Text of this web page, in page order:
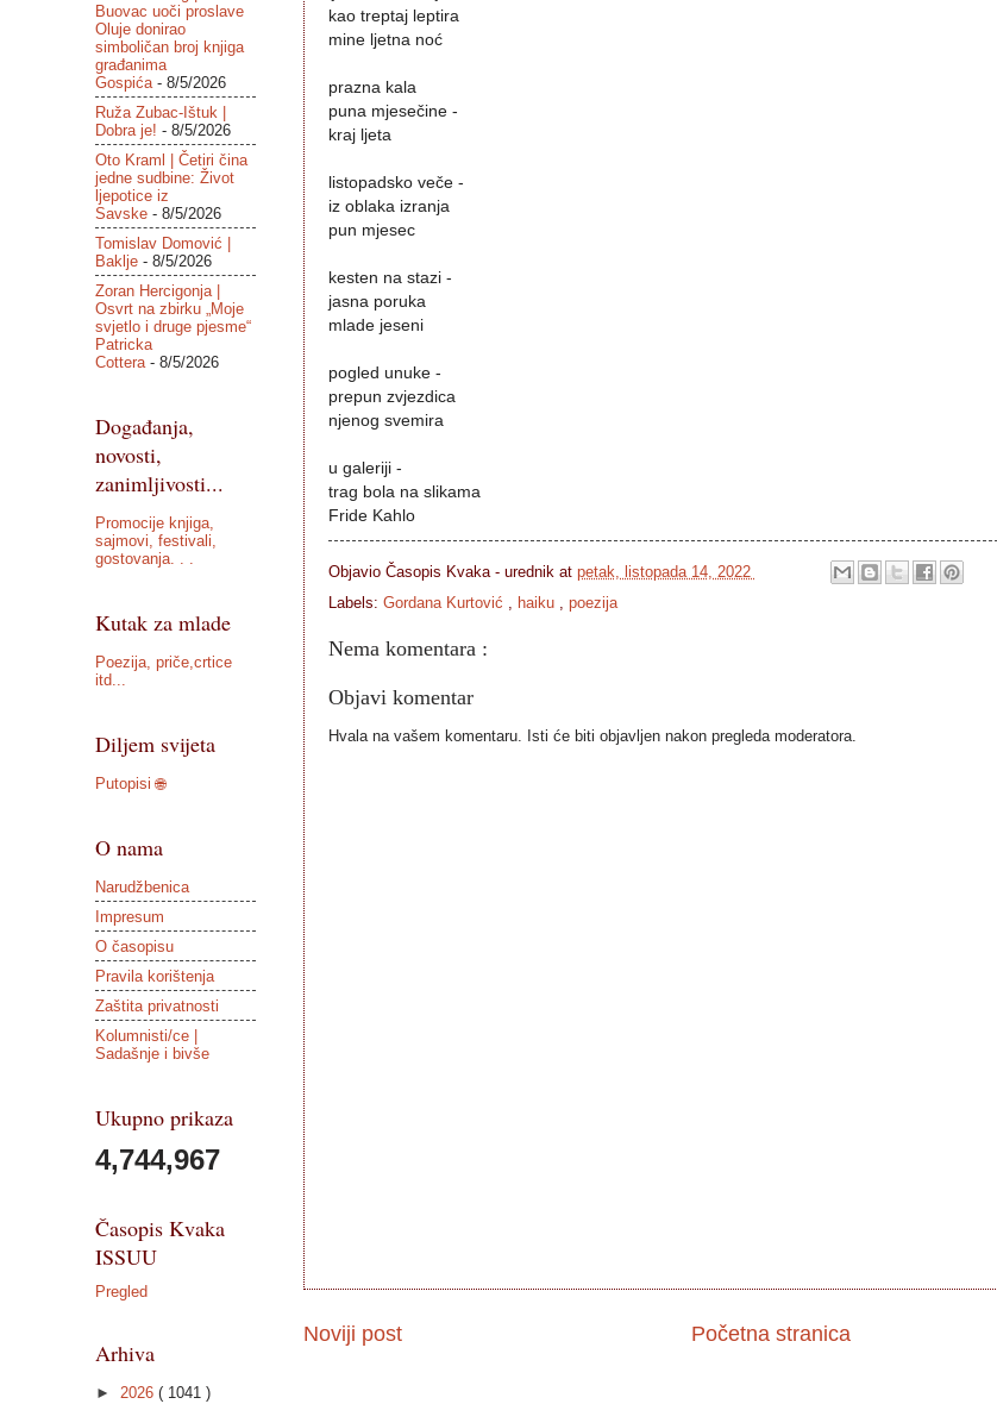
kao treptaj leptira
mine ljetna noć
prazna kala
puna mjesečine -
kraj ljeta
listopadsko veče -
iz oblaka izranja
pun mjesec
kesten na stazi -
jasna poruka
mlade jeseni
pogled unuke -
prepun zvjezdica
njenog svemira
u galeriji -
trag bola na slikama
Fride Kahlo
Objavio Časopis Kvaka - urednik at petak, listopada 14, 2022
Labels: Gordana Kurtović , haiku , poezija
Nema komentara :
Objavi komentar
Hvala na vašem komentaru. Isti će biti objavljen nakon pregleda moderatora.
Noviji post Početna stranica
Buovac uoči proslave
Oluje donirao
simboličan broj knjiga
građanima
Gospića- 8/5/2026
Ruža Zubac-Ištuk |
Dobra je! - 8/5/2026
Oto Kraml | Četiri čina
jedne sudbine: Život
ljepotice iz
Savske- 8/5/2026
Tomislav Domović |
Baklje- 8/5/2026
Zoran Hercigonja |
Osvrt na zbirku „Moje
svjetlo i druge pjesme“
Patricka
Cottera- 8/5/2026
Događanja,
novosti,
zanimljivosti...
Promocije knjiga,
sajmovi, festivali,
gostovanja. . .
Kutak za mlade
Poezija, priče,crtice
itd...
Diljem svijeta
Putopisi 🌐
O nama
Narudžbenica
Impresum
O časopisu
Pravila korištenja
Zaštita privatnosti
Kolumnisti/ce |
Sadašnje i bivše
Ukupno prikaza
4,744,967
Časopis Kvaka
ISSUU
Pregled
Arhiva
► 2026 ( 1041 )